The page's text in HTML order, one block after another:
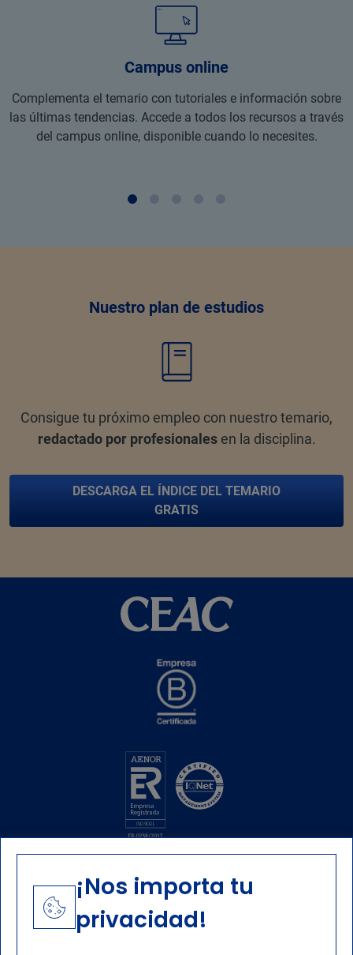
Campus online
Complementa el temario con tutoriales e información sobre
las últimas tendencias. Accede a todos los recursos a través
del campus online, disponible cuando lo necesites.
Nuestro plan de estudios
Consigue tu próximo empleo con nuestro temario,
redactado por profesionalesen la disciplina.
DESCARGA EL ÍNDICE DEL TEMARIO
GRATIS
¡Nos importa tu
privacidad!